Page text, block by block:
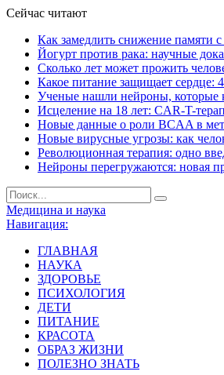
Сейчас читают
Как замедлить снижение памяти
Йогурт против рака: научные
Сколько лет может прожить
Какое питание защищает сердце:
Ученые нашли нейроны, которые
Исцеление на 18 лет: CAR-T-
Новые данные о роли BCAA в
Новые вирусные угрозы: как
Революционная терапия: одно
Нейроны перегружаются: новая
Медицина и наука
Навигация:
ГЛАВНАЯ
НАУКА
ЗДОРОВЬЕ
ПСИХОЛОГИЯ
ДЕТИ
ПИТАНИЕ
КРАСОТА
ОБРАЗ ЖИЗНИ
ПОЛЕЗНО ЗНАТЬ